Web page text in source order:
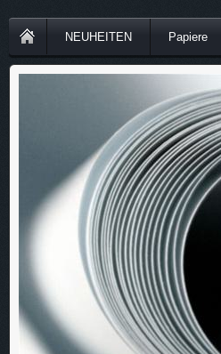
NEUHEITEN Papiere